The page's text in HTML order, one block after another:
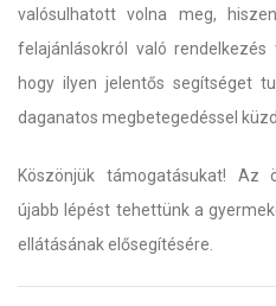
valósulhatott volna meg,
felajánlásokról való
hogy ilyen jelentős segítséget
daganatos megbetegedéssel
Köszönjük támogatásukat! Az
újabb lépést tehettünk a
ellátásának elősegítésére.